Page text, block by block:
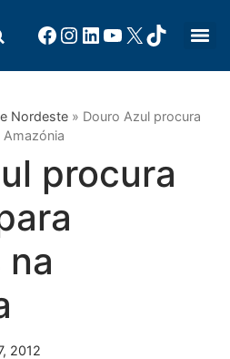
Nordeste » Douro Azul procura
procura
2012